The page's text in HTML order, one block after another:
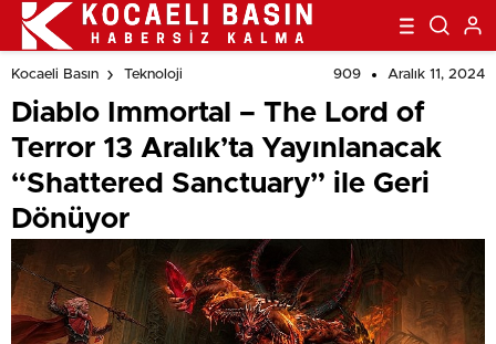
Kocaeli Basın Teknoloji 909 Aralık 11, 2024
Diablo Immortal – The Lord of
Terror 13 Aralık’ta Yayınlanacak
“Shattered Sanctuary” ile Geri
Dönüyor